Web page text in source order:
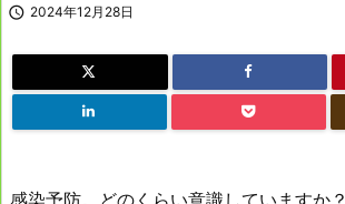
 2024年12月28日
感染予防。どのくらい意識していますか？